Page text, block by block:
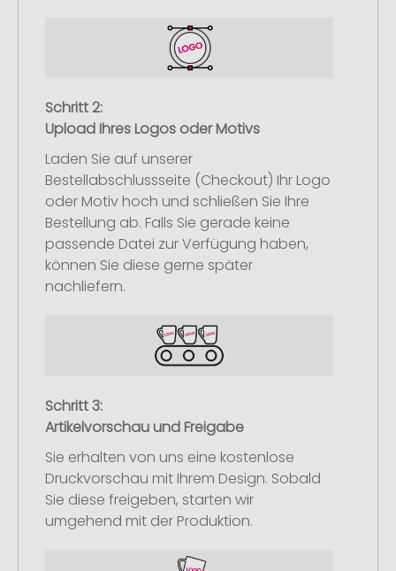
Schritt 2:
Upload Ihres Logos oder Motivs
Laden Sie auf unserer
Bestellabschlussseite (Checkout) Ihr Logo
oder Motiv hoch und schließen Sie Ihre
Bestellung ab. Falls Sie gerade keine
passende Datei zur Verfügung haben,
können Sie diese gerne später
nachliefern.
Schritt 3:
Artikelvorschau und Freigabe
Sie erhalten von uns eine kostenlose
Druckvorschau mit Ihrem Design. Sobald
Sie diese freigeben, starten wir
umgehend mit der Produktion.